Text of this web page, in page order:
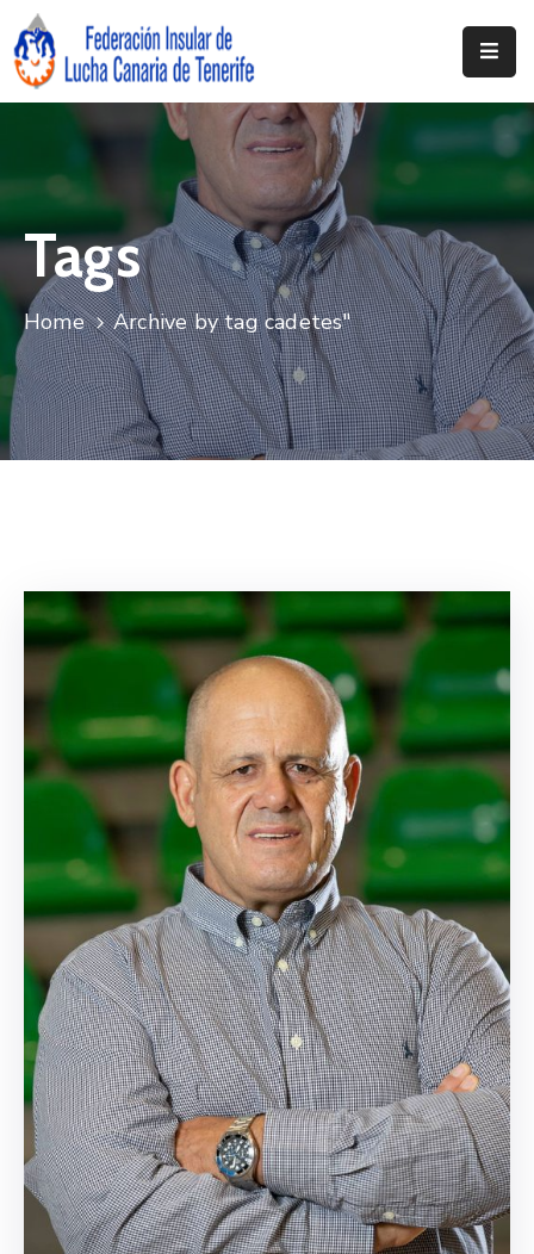
Inicio
Documentación
Noticias
Contacto
Resoluciones
Tags
Home Archive by tag cadetes"